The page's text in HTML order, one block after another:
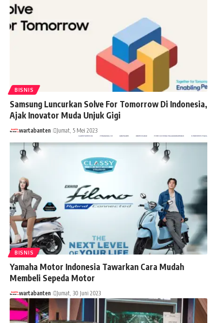
BISNIS
Samsung Luncurkan Solve For Tomorrow Di Indonesia,
Ajak Inovator Muda Unjuk Gigi
wartabanten Jumat, 5 Mei 2023
BISNIS
Yamaha Motor Indonesia Tawarkan Cara Mudah
Membeli Sepeda Motor
wartabanten Jumat, 30 Juni 2023